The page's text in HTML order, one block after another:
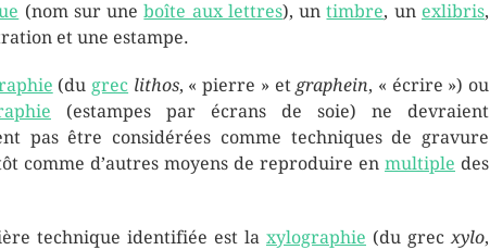
(nom sur uneboîte aux lettres), untimbre, un exlibris,
et une estampe.
(du grec lithos, « pierre » et graphein, « écrire ») ou
(estampes par écrans de soie) ne devraient
pas être considérées comme techniques de gravure
comme d’autres moyens de reproduire en multiple des
technique identifiée est la xylographie (du grecxylo,